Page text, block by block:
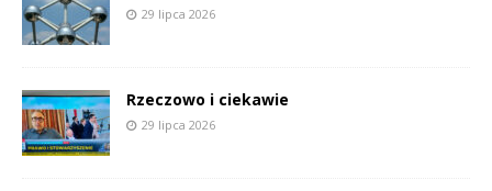
29 lipca 2026
Rzeczowo i ciekawie
29 lipca 2026